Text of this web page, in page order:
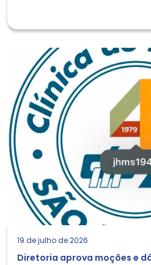
19 de julho de 2026
Diretoria aprova moções e